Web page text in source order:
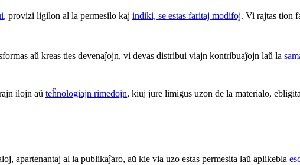
, provizi ligilon al la permesilo kaj indiki, se estas faritaj modifoj. Vi rajtas tion
aŭ kreas ties devenaĵojn, vi devas distribui viajn kontribuaĵojn laŭ la
ilojn aŭ teĥnologiajn rimedojn, kiuj jure limigus uzon de la materialo,
apartenantaj al la publikaĵaro, aŭ kie via uzo estas permesita laŭ aplikebla